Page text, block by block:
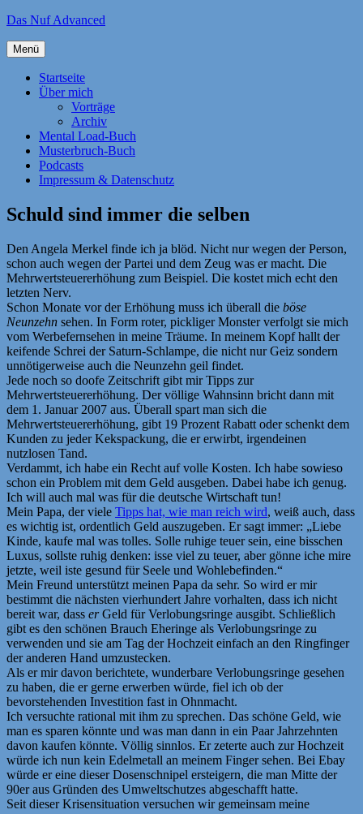
Zum
springen
Das Nuf Advanced
Menü
Startseite
Über mich
Vorträge
Archiv
Mental Load-Buch
Musterbruch-Buch
Podcasts
Impressum & Datenschutz
Schuld sind immer die selben
Den Angela Merkel finde ich ja blöd. Nicht nur wegen der Person,
schon auch wegen der Partei und dem Zeug was er macht. Die
Mehrwertsteuererhöhung zum Beispiel. Die kostet mich echt den
letzten Nerv.
Schon Monate vor der Erhöhung muss ich überall die böse
Neunzehn sehen. In Form roter, pickliger Monster verfolgt sie mich
vom Werbefernsehen in meine Träume. In meinem Kopf hallt der
keifende Schrei der Saturn-Schlampe, die nicht nur Geiz sondern
unnötigerweise auch die Neunzehn geil findet.
Jede noch so doofe Zeitschrift gibt mir Tipps zur
Mehrwertsteuererhöhung. Der völlige Wahnsinn bricht dann mit
dem 1. Januar 2007 aus. Überall spart man sich die
Mehrwertsteuererhöhung, gibt 19 Prozent Rabatt oder schenkt dem
Kunden zu jeder Kekspackung, die er erwirbt, irgendeinen
nutzlosen Tand.
Verdammt, ich habe ein Recht auf volle Kosten. Ich habe sowieso
schon ein Problem mit dem Geld ausgeben. Dabei habe ich genug.
Ich will auch mal was für die deutsche Wirtschaft tun!
Mein Papa, der viele Tipps hat, wie man reich wird, weiß auch, dass
es wichtig ist, ordentlich Geld auszugeben. Er sagt immer: „Liebe
Kinde, kaufe mal was tolles. Solle ruhige teuer sein, eine bisschen
Luxus, sollste ruhig denken: isse viel zu teuer, aber gönne iche mire
jetzte, weil iste gesund für Seele und Wohlebefinden.“
Mein Freund unterstützt meinen Papa da sehr. So wird er mir
bestimmt die nächsten vierhundert Jahre vorhalten, dass ich nicht
bereit war, dass erGeld für Verlobungsringe ausgibt. Schließlich
gibt es den schönen Brauch Eheringe als Verlobungsringe zu
verwenden und sie am Tag der Hochzeit einfach an den Ringfinger
der anderen Hand umzustecken.
Als er mir davon berichtete, wunderbare Verlobungsringe gesehen
zu haben, die er gerne erwerben würde, fiel ich ob der
bevorstehenden Investition fast in Ohnmacht.
Ich versuchte rational mit ihm zu sprechen. Das schöne Geld, wie
man es sparen könnte und was man dann in ein Paar Jahrzehnten
davon kaufen könnte. Völlig sinnlos. Er zeterte auch zur Hochzeit
würde ich nun kein Edelmetall an meinem Finger sehen. Bei Ebay
würde er eine dieser Dosenschnipel ersteigern, die man Mitte der
90er aus Gründen des Umweltschutzes abgeschafft hatte.
Seit dieser Krisensituation versuchen wir gemeinsam meine